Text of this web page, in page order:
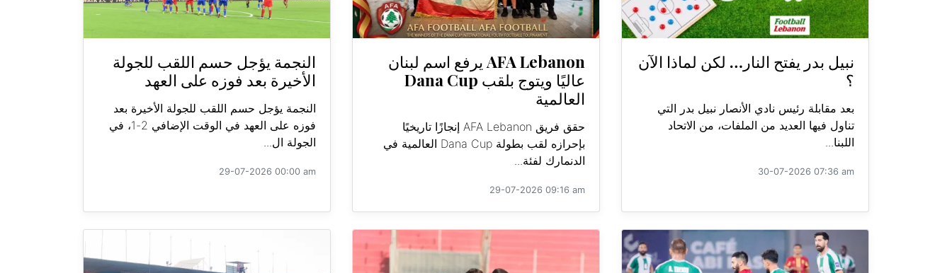
نبيل بدر يفتح النار… لكن لماذا الآن
؟
بعد مقابلة رئيس نادي الأنصار نبيل بدر التي
تناول فيها العديد من الملفات، من الاتحاد
اللبنا...
30-07-2026 07:36 am
AFA Lebanon يرفع اسم لبنان
عاليًا ويتوج بلقب Dana Cup
العالمية
حقق فريق AFA Lebanon إنجازًا تاريخيًا
بإحرازه لقب بطولة Dana Cup العالمية في
الدنمارك لفئة...
29-07-2026 09:16 am
النجمة يؤجل حسم اللقب للجولة
الأخيرة بعد فوزه على العهد
النجمة يؤجل حسم اللقب للجولة الأخيرة بعد
فوزه على العهد في الوقت الإضافي 2-1، في
الجولة ال...
29-07-2026 00:00 am